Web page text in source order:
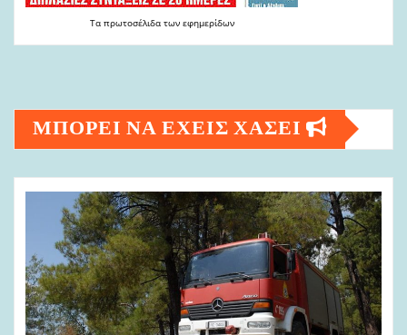
Τα πρωτοσέλιδα των εφημερίδων
ΜΠΟΡΕΙ ΝΑ ΕΧΕΙΣ ΧΑΣΕΙ